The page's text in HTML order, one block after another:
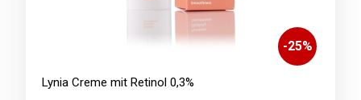
-25%
Lynia Creme mit Retinol 0,3%